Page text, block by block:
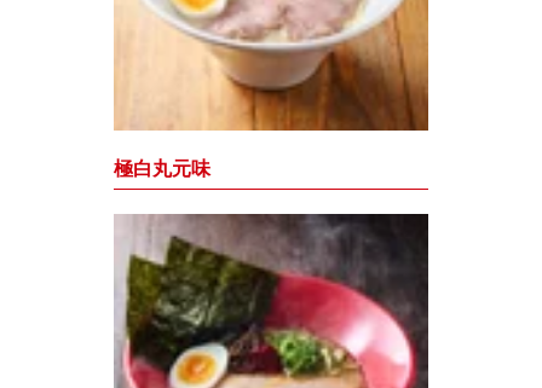
極白丸元味